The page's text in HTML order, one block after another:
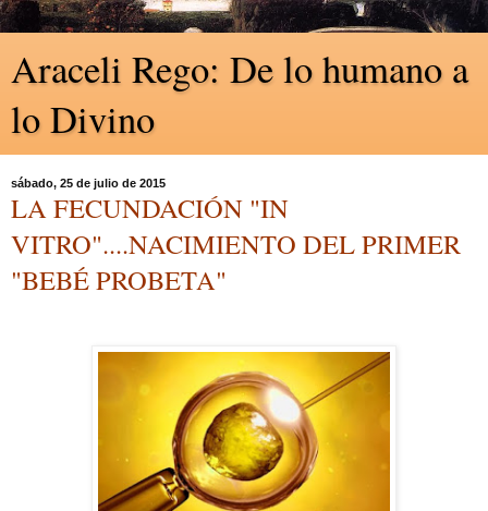
Araceli Rego: De lo humano a
lo Divino
sábado, 25 de julio de 2015
LA FECUNDACIÓN "IN
VITRO"....NACIMIENTO DEL PRIMER
"BEBÉ PROBETA"